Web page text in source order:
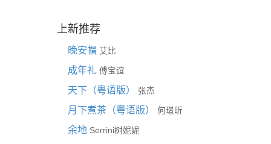
上新推荐
晚安帽 艾比
成年礼 傅宝谊
天下（粤语版） 张杰
月下煮茶（粤语版） 何璟昕
余地 Serrini树妮妮